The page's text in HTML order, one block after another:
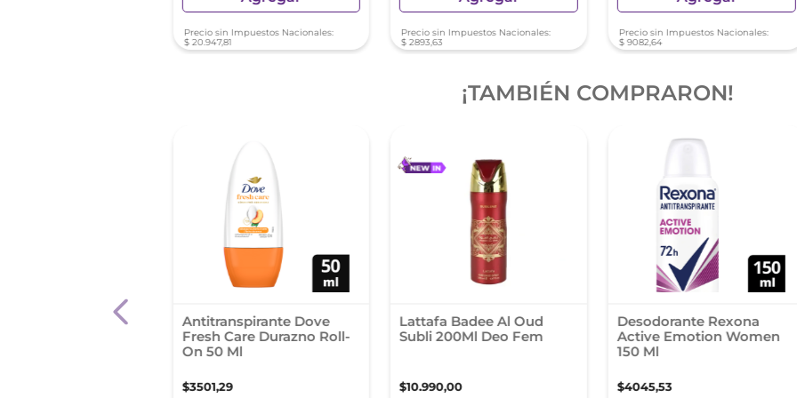
Precio sin Impuestos Nacionales:
$ 20.947,81
Precio sin Impuestos Nacionales:
$ 2893,63
Precio sin Impuestos Nacionales:
$ 9082,64
¡TAMBIÉN COMPRARON!
En Aerosol
Antitranspirante Dove
Fresh Care Durazno Roll-
On 50 Ml
$3501,29
Lattafa Badee Al Oud
Subli 200Ml Deo Fem
$10.990,00
Desodorante Rexona
Active Emotion Women
150 Ml
$4045,53